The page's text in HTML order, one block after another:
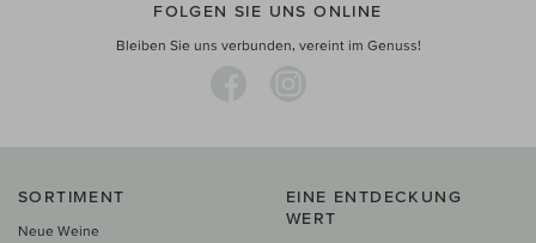
FOLGEN SIE UNS ONLINE
Bleiben Sie uns verbunden, vereint im Genuss!
SORTIMENT
Neue Weine
EINE ENTDECKUNG
WERT